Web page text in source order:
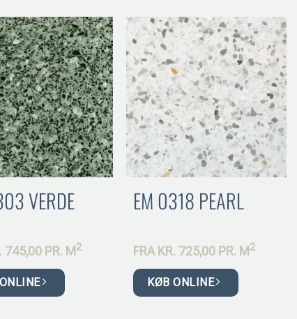
VERDE
745,00 PR. M 2
EM 0318 PEARL
FRA KR. 725,00 PR. M 2
KØB ONLINE